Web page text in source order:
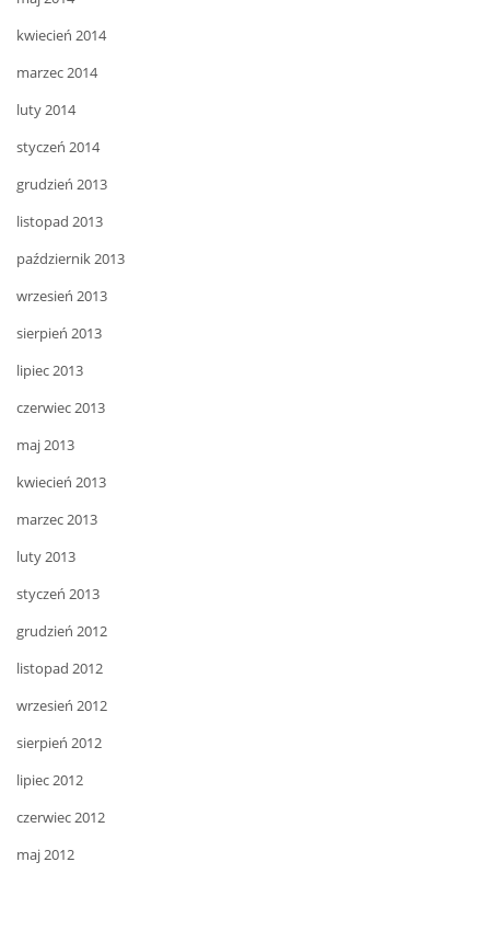
kwiecień 2014
marzec 2014
luty 2014
styczeń 2014
grudzień 2013
listopad 2013
październik 2013
wrzesień 2013
sierpień 2013
lipiec 2013
czerwiec 2013
maj 2013
kwiecień 2013
marzec 2013
luty 2013
styczeń 2013
grudzień 2012
listopad 2012
wrzesień 2012
sierpień 2012
lipiec 2012
czerwiec 2012
maj 2012